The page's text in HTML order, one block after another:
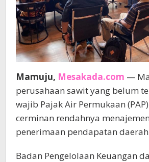
Mamuju, Mesakada.com —
perusahaan sawit yang belum
wajib Pajak Air Permukaan
cerminan rendahnya
penerimaan pendapatan
Badan Pengelolaan Keuangan